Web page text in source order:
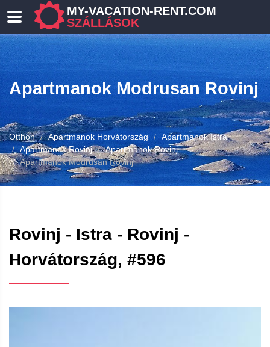
MY-VACATION-RENT.COM
SZÁLLÁSOK
Apartmanok Modrusan Rovinj
Otthon Apartmanok Horvátország
Apartmanok Istra
Apartmanok Rovinj
Apartmanok Rovinj
Apartmanok Modrusan Rovinj
Rovinj - Istra - Rovinj -
Horvátország, #596